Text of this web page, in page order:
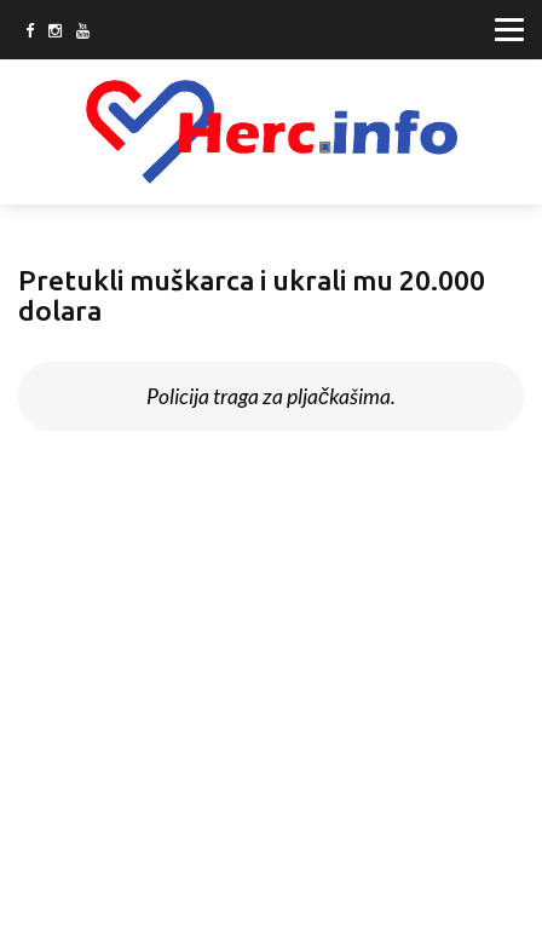
Pretukli muškarca i ukrali mu 20.000
dolara
Policija traga za pljačkašima.